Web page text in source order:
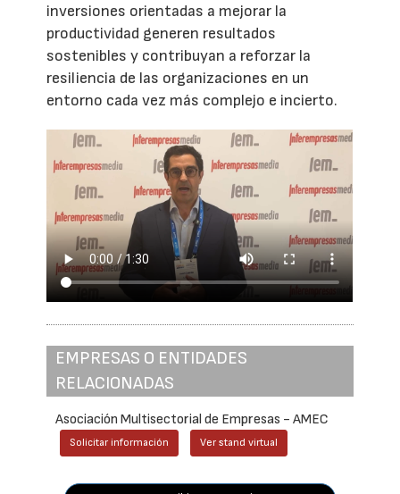
inversiones orientadas a mejorar la
productividad generen resultados
sostenibles y contribuyan a reforzar la
resiliencia de las organizaciones en un
entorno cada vez más complejo e incierto.
EMPRESAS O ENTIDADES
RELACIONADAS
Asociación Multisectorial de Empresas - AMEC
Solicitar información Ver stand virtual